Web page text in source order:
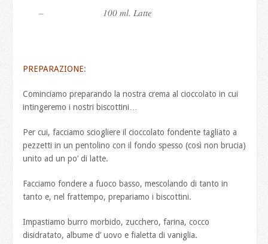
– 100 ml. Latte
PREPARAZIONE:
Cominciamo preparando la nostra crema al cioccolato in cui
intingeremo i nostri biscottini…
Per cui, facciamo sciogliere il cioccolato fondente tagliato a
pezzetti in un pentolino con il fondo spesso (così non brucia)
unito ad un po’ di latte.
Facciamo fondere a fuoco basso, mescolando di tanto in
tanto e, nel frattempo, prepariamo i biscottini.
Impastiamo burro morbido, zucchero, farina, cocco
disidratato, albume d’ uovo e fialetta di vaniglia.